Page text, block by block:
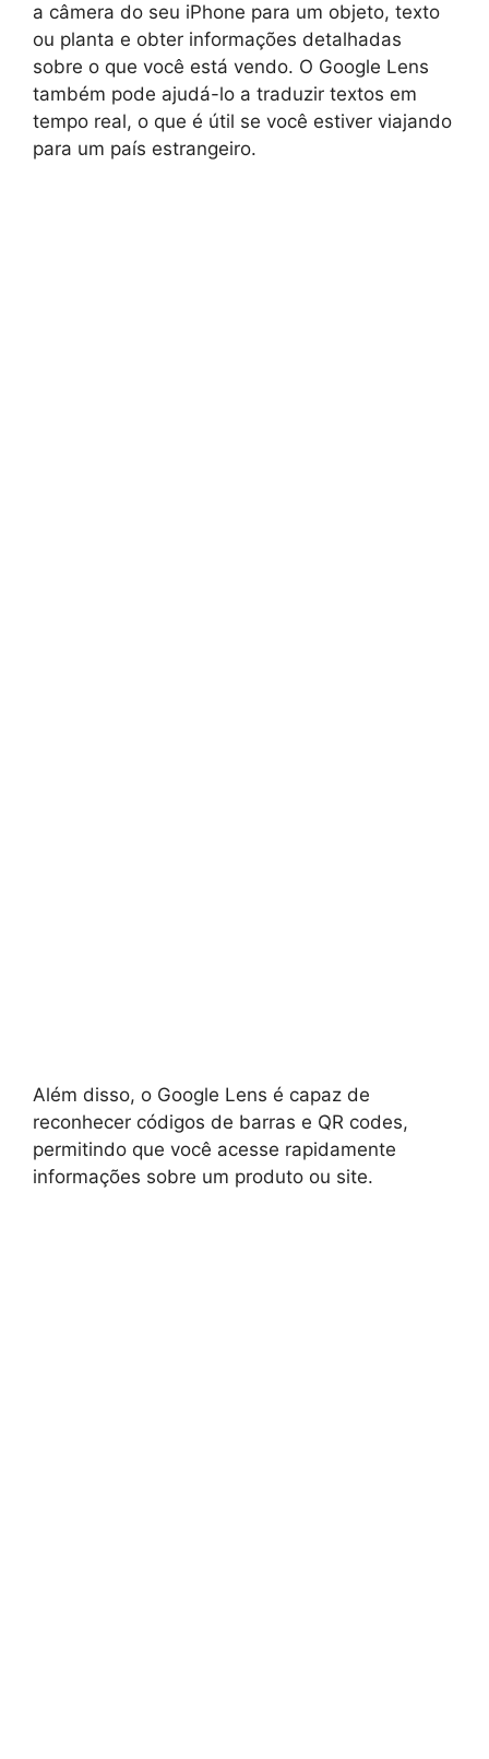
a câmera do seu iPhone para um objeto, texto
ou planta e obter informações detalhadas
sobre o que você está vendo. O Google Lens
também pode ajudá-lo a traduzir textos em
tempo real, o que é útil se você estiver viajando
para um país estrangeiro.
Além disso, o Google Lens é capaz de
reconhecer códigos de barras e QR codes,
permitindo que você acesse rapidamente
informações sobre um produto ou site.